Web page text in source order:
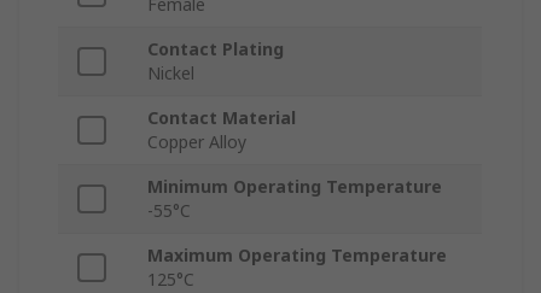
Female
Contact Plating
Nickel
Contact Material
Copper Alloy
Minimum Operating Temperature
-55°C
Maximum Operating Temperature
125°C